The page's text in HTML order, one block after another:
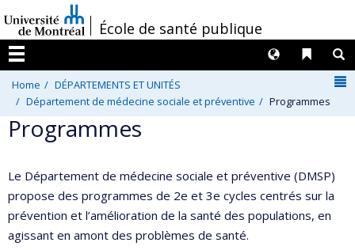
au
contenu
/École de santé publique
Menu
Liens
Langues
Home
DÉPARTEMENTS ET UNITÉS
Département de médecine sociale et préventive
Programmes
Programmes
Le Département de médecine sociale et préventive (DMSP)
propose des programmes de 2e et 3e cycles centrés sur la
prévention et l’amélioration de la santé des populations, en
agissant en amont des problèmes de santé.